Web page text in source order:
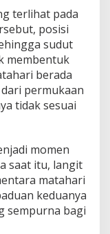
terlihat pada
posisi
sudut
membentuk
berada
permukaan
tidak sesuai
momen
saat itu, langit
matahari
keduanya
sempurna bagi